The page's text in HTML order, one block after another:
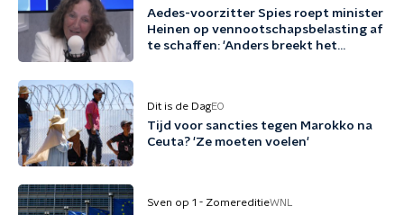
Aedes-voorzitter Spies roept minister
Heinen op vennootschapsbelasting af
te schaffen: 'Anders breekt het
Dit is de DagEO
Tijd voor sancties tegen Marokko na
Ceuta? 'Ze moeten voelen'
Sven op 1 - ZomereditieWNL